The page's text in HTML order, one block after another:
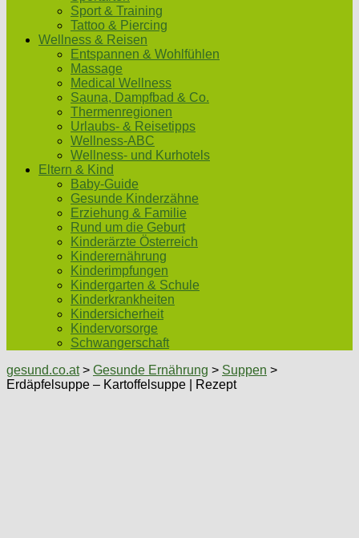
Sport & Training
Tattoo & Piercing
Wellness & Reisen
Entspannen & Wohlfühlen
Massage
Medical Wellness
Sauna, Dampfbad & Co.
Thermenregionen
Urlaubs- & Reisetipps
Wellness-ABC
Wellness- und Kurhotels
Eltern & Kind
Baby-Guide
Gesunde Kinderzähne
Erziehung & Familie
Rund um die Geburt
Kinderärzte Österreich
Kinderernährung
Kinderimpfungen
Kindergarten & Schule
Kinderkrankheiten
Kindersicherheit
Kindervorsorge
Schwangerschaft
gesund.co.at> Gesunde Ernährung > Suppen >
Erdäpfelsuppe – Kartoffelsuppe | Rezept